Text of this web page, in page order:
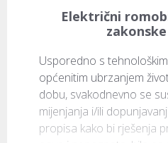
Električni
Usporedno s
općenitim ubrzanjem
dobu, svakodnevno se
mijenjanja i/ili
propisa kako bi rješenja